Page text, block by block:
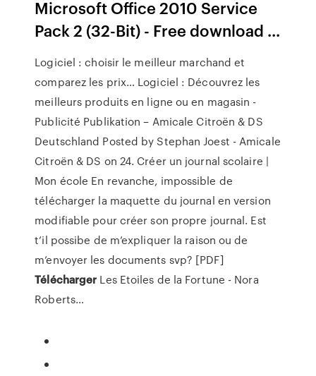
Microsoft Office 2010 Service
Pack 2 (32-Bit) - Free download ...
Logiciel : choisir le meilleur marchand et
comparez les prix… Logiciel : Découvrez les
meilleurs produits en ligne ou en magasin -
Publicité Publikation – Amicale Citroën & DS
Deutschland Posted by Stephan Joest - Amicale
Citroën & DS on 24. Créer un journal scolaire |
Mon école En revanche, impossible de
télécharger la maquette du journal en version
modifiable pour créer son propre journal. Est
t’il possibe de m’expliquer la raison ou de
m’envoyer les documents svp? [PDF]
Télécharger Les Etoiles de la Fortune - Nora
Roberts…